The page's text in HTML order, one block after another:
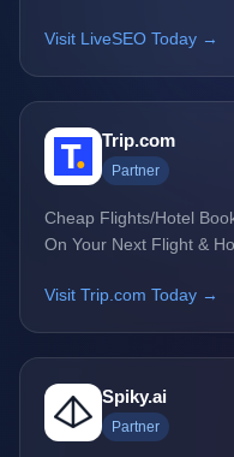
Visit LiveSEO Today →
Trip.com
Partner
Cheap Flights/Hotel
On Your Next Flight &
Visit Trip.com Today →
Spiky.ai
Partner